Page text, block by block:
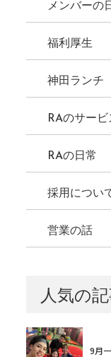
メンバーの
福利厚生
神田ランチ
RAのサービ
RAの日常
採用につい
営業の話
人気の
9月